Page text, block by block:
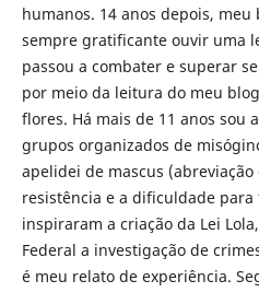
humanos. 14 anos depois,
sempre gratificante ouvir uma
passou a combater e superar
por meio da leitura do meu
flores. Há mais de 11 anos sou
grupos organizados de
apelidei de mascus
resistência e a dificuldade
inspiraram a criação da Lei
Federal a investigação de
é meu relato de experiência.